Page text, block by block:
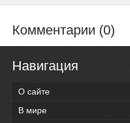
Комментарии (0)
Навигация
О сайте
В мире